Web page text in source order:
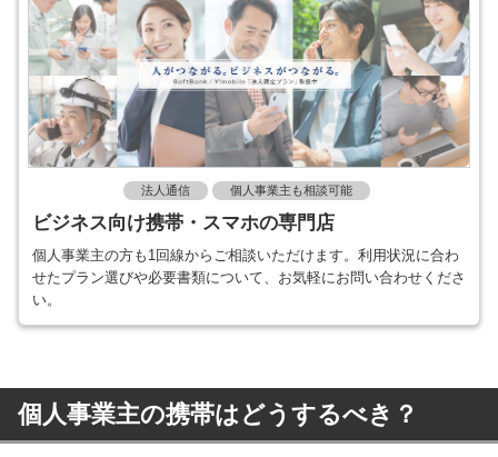
法人通信 個人事業主も相談可能
ビジネス向け携帯・スマホの専門店
個人事業主の方も1回線からご相談いただけます。利用状況に合わ
せたプラン選びや必要書類について、お気軽にお問い合わせくださ
い。
個人事業主の携帯はどうするべき？